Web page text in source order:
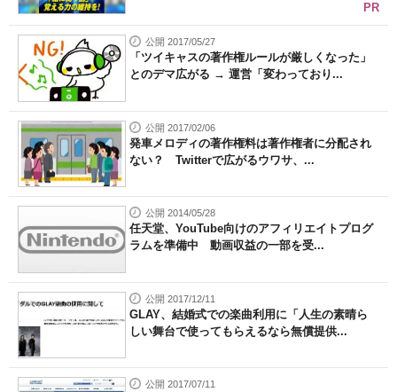
PR
公開 2017/05/27
「ツイキャスの著作権ルールが厳しくなった」
とのデマ広がる → 運営「変わっており...
公開 2017/02/06
発車メロディの著作権料は著作権者に分配され
ない？ Twitterで広がるウワサ、...
公開 2014/05/28
任天堂、YouTube向けのアフィリエイトプログ
ラムを準備中 動画収益の一部を受...
公開 2017/12/11
GLAY、結婚式での楽曲利用に「人生の素晴ら
しい舞台で使ってもらえるなら無償提供...
公開 2017/07/11